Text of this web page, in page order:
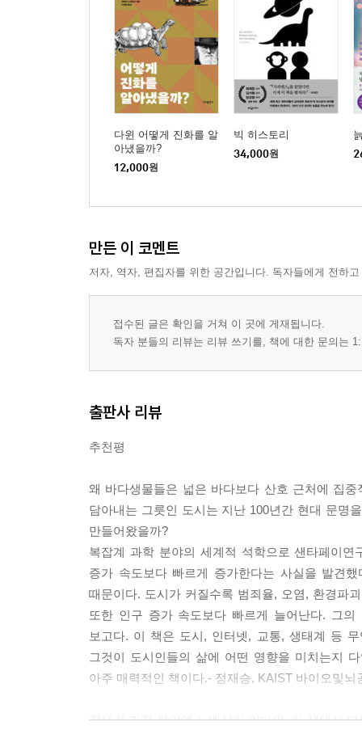
후기와 감사의 말
옮기고 나서
도판 목록
찾아보기
다윈 어떻게 진화를 알
아냈을까?
12,000원
빅 히스토리
34,000원
만든 이 코멘트
저자, 역자, 편집자를 위한 공간입니다. 독자들에게 전하
접수된 글은 확인을 거쳐 이 곳에 게재됩니다.
독자 분들의 리뷰는 리뷰 쓰기를, 책에 대한 문의는
출판사 리뷰
추천평
왜 바다생물들은 넓은 바다보다 산호 근처에 집
담아내는 그릇인 도시는 지난 100년간 현대 문명
만들어왔을까?
복잡계 과학 분야의 세계적 석학으로 샌타페이
증가 속도보다 빠르게 증가한다는 사실을 발견
때문이다. 도시가 커질수록 범죄율, 오염, 환경파
또한 인구 증가 속도보다 빠르게 늘어난다. 그의
보고다. 이 책은 도시, 인터넷, 교통, 생태계 등
그것이 도시인들의 삶에 어떤 영향을 미치는지
아주 매력적인 책이다.- 정재승, KAIST 바이오및뇌
학제간 과학 분야에 노벨상이 있다면, 이 책에서